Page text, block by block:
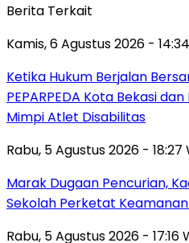
Berita Terkait
Kamis, 6 Agustus 2026 -
Ketika Hukum Berjalan
PEPARPEDA Kota Bekasi
Mimpi Atlet Disabilitas
Rabu, 5 Agustus 2026 - 18:27
‎Marak Dugaan Pencurian,
Sekolah Perketat
Rabu, 5 Agustus 2026 - 17:16